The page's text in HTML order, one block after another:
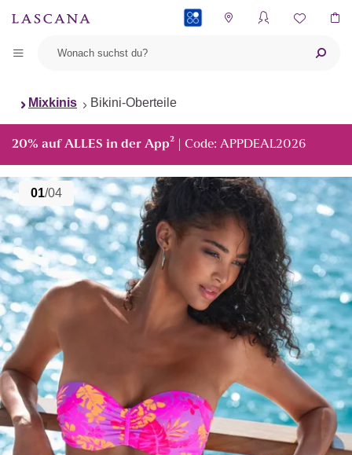
Mixkinis Bikini-Oberteile
20% auf ALLES in der App² | Code: APPDEAL2026
01/04